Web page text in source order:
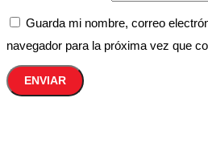
Guarda mi nombre, correo
navegador para la próxima vez que